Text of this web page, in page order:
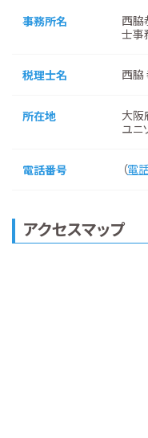
事務所名
西脇
士事
税理士名 西脇
所在地
大阪
ユニ
電話番号 （電
アクセスマップ